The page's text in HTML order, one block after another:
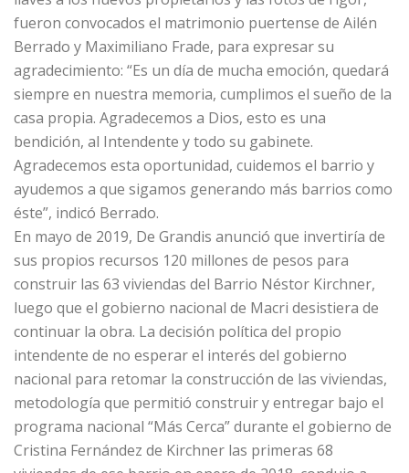
fueron convocados el matrimonio puertense de Ailén
Berrado y Maximiliano Frade, para expresar su
agradecimiento: “Es un día de mucha emoción, quedará
siempre en nuestra memoria, cumplimos el sueño de la
casa propia. Agradecemos a Dios, esto es una
bendición, al Intendente y todo su gabinete.
Agradecemos esta oportunidad, cuidemos el barrio y
ayudemos a que sigamos generando más barrios como
éste”, indicó Berrado.
En mayo de 2019, De Grandis anunció que invertiría de
sus propios recursos 120 millones de pesos para
construir las 63 viviendas del Barrio Néstor Kirchner,
luego que el gobierno nacional de Macri desistiera de
continuar la obra. La decisión política del propio
intendente de no esperar el interés del gobierno
nacional para retomar la construcción de las viviendas,
metodología que permitió construir y entregar bajo el
programa nacional “Más Cerca” durante el gobierno de
Cristina Fernández de Kirchner las primeras 68